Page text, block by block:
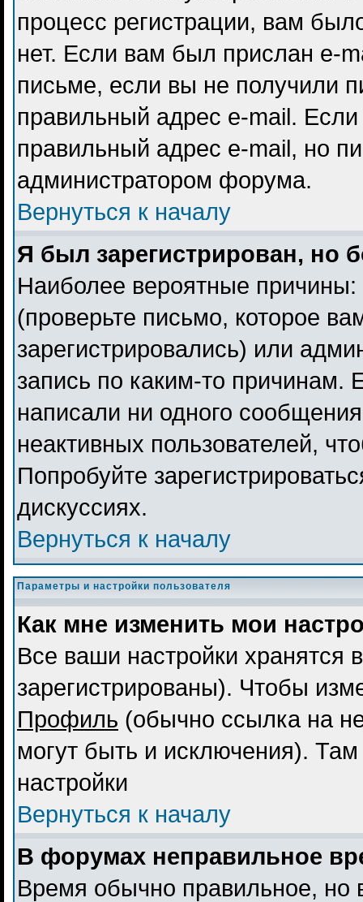
процесс регистрации, вам
нет. Если вам был прислан e-
письме, если вы не получили
правильный адрес e-mail.
правильный адрес e-mail, но
администратором форума.
Вернуться к началу
Я был зарегистрирован, но
Наиболее вероятные
(проверьте письмо, которое
зарегистрировались) или
запись по каким-то причинам.
написали ни одного
неактивных пользователей,
Попробуйте
дискуссиях.
Вернуться к началу
Параметры и настройки пользователя
Как мне изменить мои
Все ваши настройки хранятся
зарегистрированы). Чтобы
Профиль (обычно ссылка на
могут быть и исключения).
настройки
Вернуться к началу
В форумах неправильное
Время обычно правильное, но